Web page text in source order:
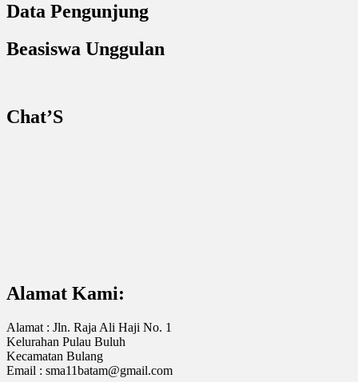
Data Pengunjung
Beasiswa Unggulan
Chat’S
Alamat Kami:
Alamat : Jln. Raja Ali Haji No. 1
Kelurahan Pulau Buluh
Kecamatan Bulang
Email : sma11batam@gmail.com